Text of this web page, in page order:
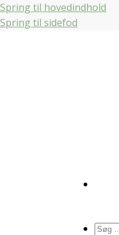
Spring til hovedindhold
Spring til sidefod
Søg